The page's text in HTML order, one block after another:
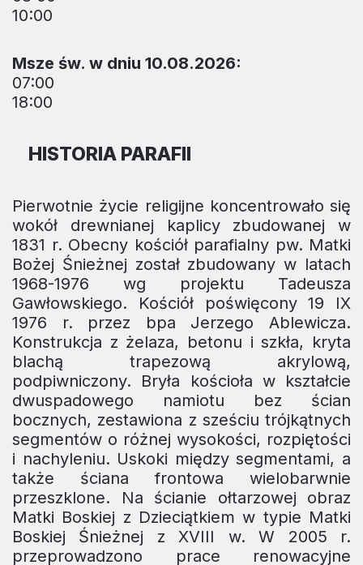
10:00
Msze św. w dniu 10.08.2026:
07:00
18:00
HISTORIA PARAFII
Pierwotnie życie religijne koncentrowało się
wokół drewnianej kaplicy zbudowanej w
1831 r. Obecny kościół parafialny pw. Matki
Bożej Śnieżnej został zbudowany w latach
1968-1976 wg projektu Tadeusza
Gawłowskiego. Kościół poświęcony 19 IX
1976 r. przez bpa Jerzego Ablewicza.
Konstrukcja z żelaza, betonu i szkła, kryta
blachą trapezową akrylową,
podpiwniczony. Bryła kościoła w kształcie
dwuspadowego namiotu bez ścian
bocznych, zestawiona z sześciu trójkątnych
segmentów o różnej wysokości, rozpiętości
i nachyleniu. Uskoki między segmentami, a
także ściana frontowa wielobarwnie
przeszklone. Na ścianie ołtarzowej obraz
Matki Boskiej z Dzieciątkiem w typie Matki
Boskiej Śnieżnej z XVIII w. W 2005 r.
przeprowadzono prace renowacyjne